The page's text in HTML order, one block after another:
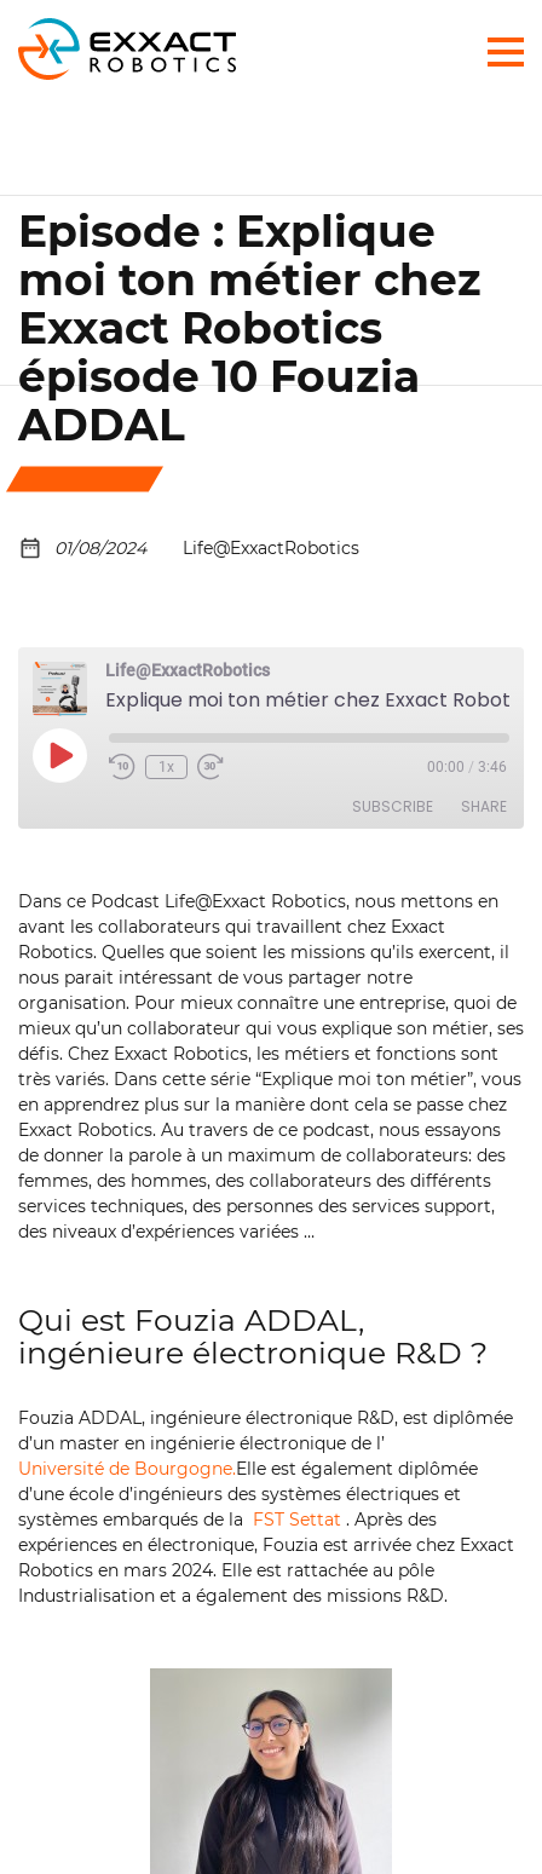
Episode : Explique
moi ton métier chez
Exxact Robotics
épisode 10 Fouzia
ADDAL
01/08/2024 Life@ExxactRobotics
Life@ExxactRobotics
Play
Episode
1x 00:00 / 3:46
SUBSCRIBE SHARE
RSS FEED
LINK
EMBED
Dans ce Podcast Life@Exxact Robotics, nous mettons en
avant les collaborateurs qui travaillent chez Exxact
Robotics. Quelles que soient les missions qu’ils exercent, il
nous parait intéressant de vous partager notre
organisation. Pour mieux connaître une entreprise, quoi de
mieux qu’un collaborateur qui vous explique son métier, ses
défis. Chez Exxact Robotics, les métiers et fonctions sont
très variés. Dans cette série “Explique moi ton métier”, vous
en apprendrez plus sur la manière dont cela se passe chez
Exxact Robotics. Au travers de ce podcast, nous essayons
de donner la parole à un maximum de collaborateurs: des
femmes, des hommes, des collaborateurs des différents
services techniques, des personnes des services support,
des niveaux d’expériences variées …
Qui est Fouzia ADDAL,
ingénieure électronique R&D ?
Fouzia ADDAL, ingénieure électronique R&D, est diplômée
d’un master en ingénierie électronique de l’
Université de Bourgogne.Elle est également diplômée
d’une école d’ingénieurs des systèmes électriques et
systèmes embarqués de la FST Settat . Après des
expériences en électronique, Fouzia est arrivée chez Exxact
Robotics en mars 2024. Elle est rattachée au pôle
Industrialisation et a également des missions R&D.